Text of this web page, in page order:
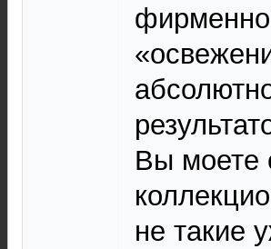
Вы моете
не такие